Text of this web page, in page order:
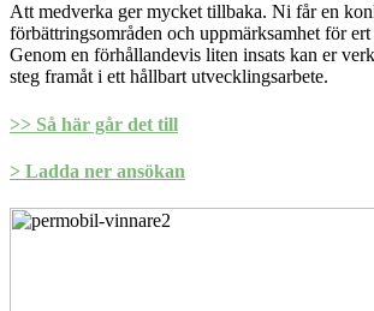
Att medverka ger mycket tillbaka. Ni får en
förbättringsområden och uppmärksamhet för
Genom en förhållandevis liten insats kan er
steg framåt i ett hållbart utvecklingsarbete.
>> Så här går det till
> Ladda ner ansökan